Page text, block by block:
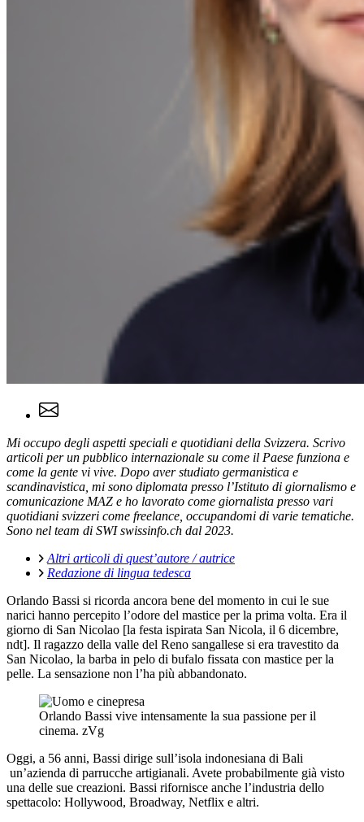
Mi occupo degli aspetti speciali e quotidiani della Svizzera. Scrivo
articoli per un pubblico internazionale su come il Paese funziona e
come la gente vi vive. Dopo aver studiato germanistica e
scandinavistica, mi sono diplomata presso l’Istituto di giornalismo e
comunicazione MAZ e ho lavorato come giornalista presso vari
quotidiani svizzeri come freelance, occupandomi di varie tematiche.
Sono nel team di SWI swissinfo.ch dal 2023.
Altri articoli di quest’autore / autrice
Redazione di lingua tedesca
Orlando Bassi si ricorda ancora bene del momento in cui le sue
narici hanno percepito l’odore del mastice per la prima volta. Era il
giorno di San Nicolao [la festa ispirata San Nicola, il 6 dicembre,
ndt]. Il ragazzo della valle del Reno sangallese si era travestito da
San Nicolao, la barba in pelo di bufalo fissata con mastice per la
pelle. La sensazione non l’ha più abbandonato.
Orlando Bassi vive intensamente la sua passione per il
cinema. zVg
Oggi, a 56 anni, Bassi dirige sull’isola indonesiana di Bali
un’azienda di parrucche artigianali. Avete probabilmente già visto
una delle sue creazioni. Bassi rifornisce anche l’industria dello
spettacolo: Hollywood, Broadway, Netflix e altri.